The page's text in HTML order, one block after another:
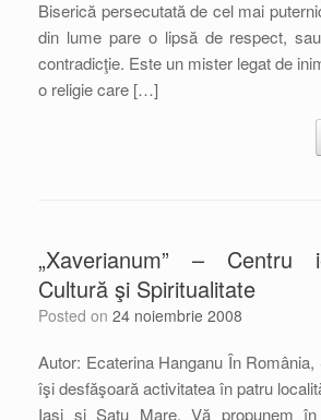
Biserică persecutată de cel mai
din lume pare o lipsă de respect,
contradicţie. Este un mister legat de
o religie care […]
„Xaverianum” – Centru
Cultură şi Spiritualitate
Posted on 24 noiembrie 2008
Autor: Ecaterina Hanganu În
îşi desfăşoară activitatea în patru
Iaşi şi Satu Mare. Vă propunem